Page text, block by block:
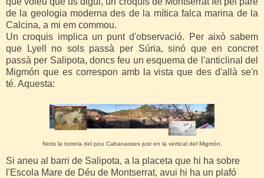
de la geologia moderna des de la mítica falca marina de la
Calcina, a mi em commou.
Un croquis implica un punt d'observació. Per això sabem
que Lyell no sols passà per Súria, sinó que en concret
passà per Salipota, doncs feu un esquema de l'anticlinal del
Migmón que es correspon amb la vista que des d'allà se'n
té. Aquesta:
Notis la torreta del pou Cabanasses just en la vertical del Migmón.
Si aneu al barri de Salipota, a la placeta que hi ha sobre
l'Escola Mare de Déu de Montserrat, avui hi ha un plafó